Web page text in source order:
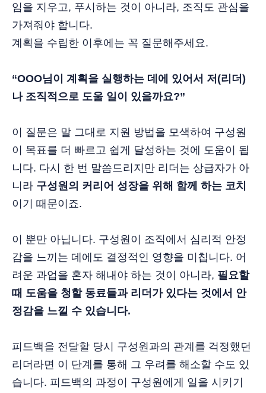
임을 지우고, 푸시하는 것이 아니라, 조직도 관심을
가져줘야 합니다.
계획을 수립한 이후에는 꼭 질문해주세요.
“OOO님이 계획을 실행하는 데에 있어서 저(리더)
나 조직적으로 도울 일이 있을까요?”
이 질문은 말 그대로 지원 방법을 모색하여 구성원
이 목표를 더 빠르고 쉽게 달성하는 것에 도움이 됩
니다. 다시 한 번 말씀드리지만 리더는 상급자가 아
니라 구성원의 커리어 성장을 위해 함께 하는 코치
이기 때문이죠.
이 뿐만 아닙니다. 구성원이 조직에서 심리적 안정
감을 느끼는 데에도 결정적인 영향을 미칩니다. 어
려운 과업을 혼자 해내야 하는 것이 아니라, 필요할
때 도움을 청할 동료들과 리더가 있다는 것에서 안
정감을 느낄 수 있습니다.
피드백을 전달할 당시 구성원과의 관계를 걱정했던
리더라면 이 단계를 통해 그 우려를 해소할 수도 있
습니다. 피드백의 과정이 구성원에게 일을 시키기